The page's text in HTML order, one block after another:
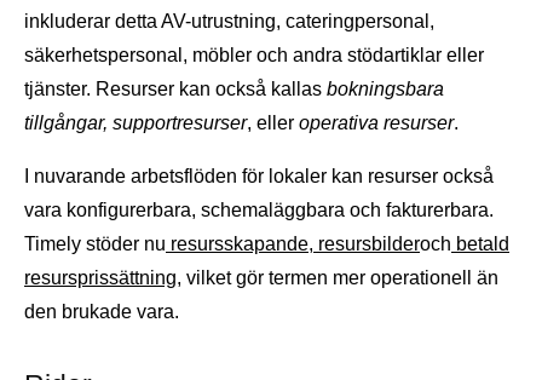
inkluderar detta AV-utrustning, cateringpersonal,
säkerhetspersonal, möbler och andra stödartiklar eller
tjänster. Resurser kan också kallas bokningsbara
tillgångar, supportresurser, eller operativa resurser.
I nuvarande arbetsflöden för lokaler kan resurser också
vara konfigurerbara, schemaläggbara och fakturerbara.
Timely stöder nu resursskapande, resursbilderoch betald
resursprissättning, vilket gör termen mer operationell än
den brukade vara.